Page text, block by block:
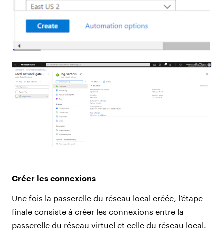
Créer les connexions
Une fois la passerelle du réseau local créée, l’étape
finale consiste à créer les connexions entre la
passerelle du réseau virtuel et celle du réseau local.